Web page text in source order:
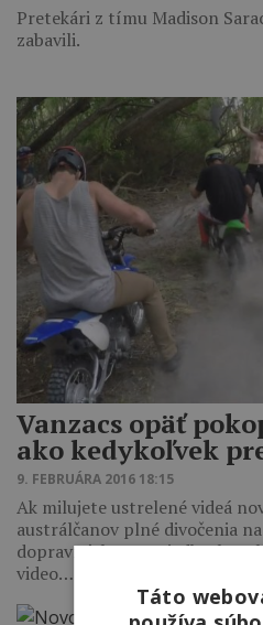
Pretekári z tímu Madison
zabavili.
Vanzacs opäť
ako kedykoľvek
9. FEBRUÁRA 2016 18:15
Ak milujete ustrelené videá
austrálčanov plné divočenia
dopravných prostriedkoch,
video…
Táto